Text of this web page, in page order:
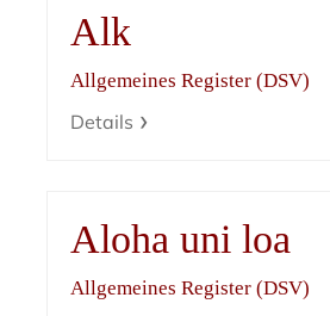
Alk
Allgemeines Register (DSV)
Details
Aloha uni loa
Allgemeines Register (DSV)